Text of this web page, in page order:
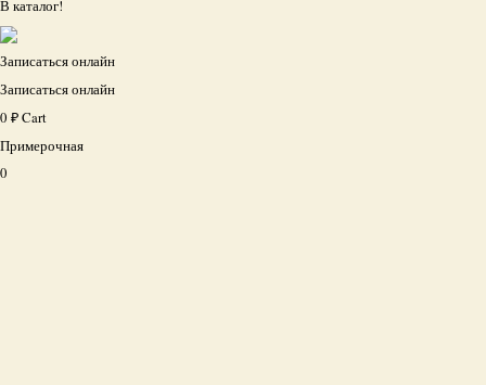
В каталог!
Записаться онлайн
Записаться онлайн
0 ₽Cart
Примерочная
0